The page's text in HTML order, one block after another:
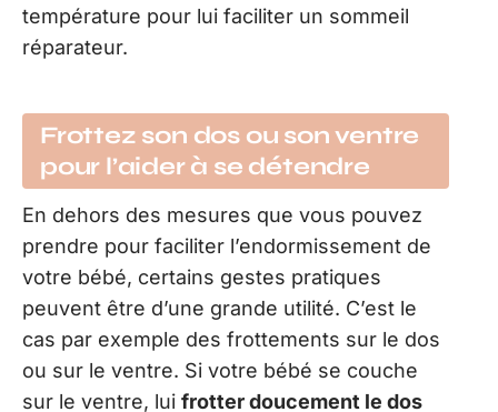
température pour lui faciliter un sommeil
réparateur.
Frottez son dos ou son ventre
pour l’aider à se détendre
En dehors des mesures que vous pouvez
prendre pour faciliter l’endormissement de
votre bébé, certains gestes pratiques
peuvent être d’une grande utilité. C’est le
cas par exemple des frottements sur le dos
ou sur le ventre. Si votre bébé se couche
sur le ventre, lui frotter doucement le dos